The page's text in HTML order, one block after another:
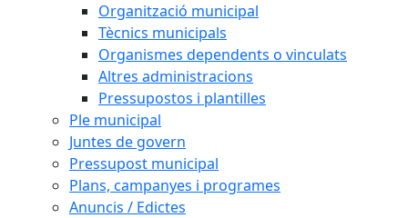
Organització municipal
Tècnics municipals
Organismes dependents o vinculats
Altres administracions
Pressupostos i plantilles
Ple municipal
Juntes de govern
Pressupost municipal
Plans, campanyes i programes
Anuncis / Edictes